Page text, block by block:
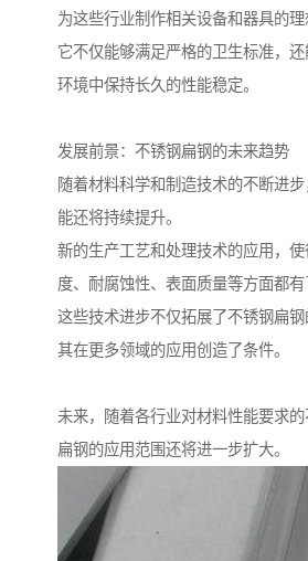
为这些行业制作相关设备和器具的理
它不仅能够满足严格的卫生标准，
环境中保持长久的性能稳定。
发展前景：不锈钢扁钢的未来趋势
随着材料科学和制造技术的不断进
能还将持续提升。
新的生产工艺和处理技术的应用，
度、耐腐蚀性、表面质量等方面都有
这些技术进步不仅拓展了不锈钢扁
其在更多领域的应用创造了条件。
未来，随着各行业对材料性能要求
扁钢的应用范围还将进一步扩大。